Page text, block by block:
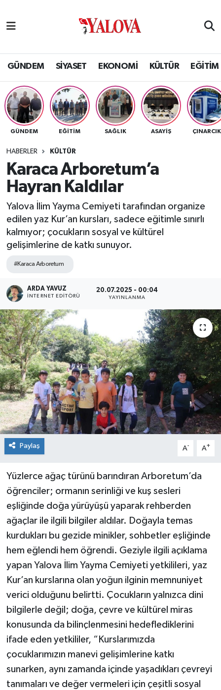
GÜNDEM SİYASET EKONOMİ KÜLTÜR EĞİTİM
GÜNDEM EĞİTİM SAĞLIK ASAYİŞ ÇINARCIK
HABERLER KÜLTÜR
Karaca Arboretum’a
Hayran Kaldılar
Yalova İlim Yayma Cemiyeti tarafından organize
edilen yaz Kur’an kursları, sadece eğitimle sınırlı
kalmıyor; çocukların sosyal ve kültürel
gelişimlerine de katkı sunuyor.
#Karaca Arboretum
ARDA YAVUZ
İNTERNET EDITÖRÜ
20.07.2025 - 00:04
YAYINLANMA
Paylaş A- A+
Yüzlerce ağaç türünü barındıran Arboretum’da
öğrenciler; ormanın serinliği ve kuş sesleri
eşliğinde doğa yürüyüşü yaparak rehberden
ağaçlar ile ilgili bilgiler aldılar. Doğayla temas
kurdukları bu gezide minikler, sohbetler eşliğinde
hem eğlendi hem öğrendi. Geziyle ilgili açıklama
yapan Yalova İlim Yayma Cemiyeti yetkilileri, yaz
Kur’an kurslarına olan yoğun ilginin memnuniyet
verici olduğunu belirtti. Çocukların yalnızca dini
bilgilerle değil; doğa, çevre ve kültürel miras
konusunda da bilinçlenmesini hedeflediklerini
ifade eden yetkililer, “Kurslarımızda
çocuklarımızın manevi gelişimlerine katkı
sunarken, aynı zamanda içinde yaşadıkları çevreyi
tanımaları ve değer vermeleri için çeşitli sosyal
SİYASET
EKONOMİ
KÜLTÜR
BİLİM VE TEKNOLOJİ
ASAYİŞ
SAĞLIK
SPOR
ULUSAL
İLÇELERİMİZ
RESMİ İLAN
Yalova Nöbetçi Eczaneler
Yalova Hava Durumu
Yalova Namaz Vakitleri
Yalova Trafik Yoğunluk Haritası
Tüm Manşetler
Son Dakika Haberleri
Haber Arşivi